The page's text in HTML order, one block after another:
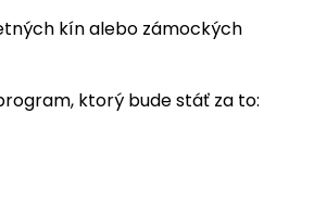
kín alebo zámockých
ktorý bude stáť za to: